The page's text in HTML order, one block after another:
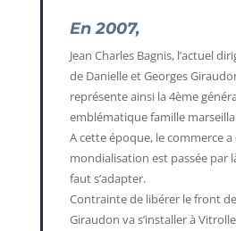
En 2007,
Jean Charles Bagnis, l’actuel
de Danielle et Georges
représente ainsi la 4ème
emblématique famille
A cette époque, le commerce a
mondialisation est passée par
faut s’adapter.
Contrainte de libérer le front
Giraudon va s’installer à